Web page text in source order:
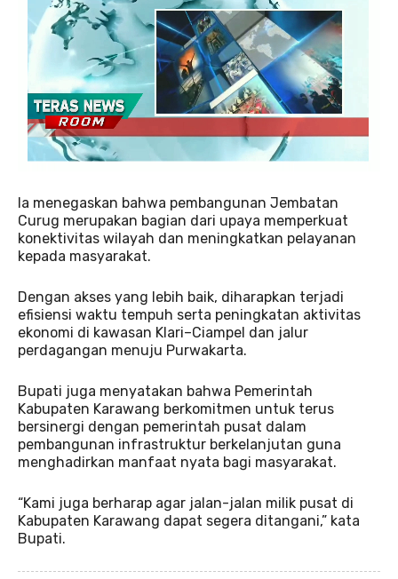
Ia menegaskan bahwa pembangunan Jembatan
Curug merupakan bagian dari upaya memperkuat
konektivitas wilayah dan meningkatkan pelayanan
kepada masyarakat.
Dengan akses yang lebih baik, diharapkan terjadi
efisiensi waktu tempuh serta peningkatan aktivitas
ekonomi di kawasan Klari–Ciampel dan jalur
perdagangan menuju Purwakarta.
Bupati juga menyatakan bahwa Pemerintah
Kabupaten Karawang berkomitmen untuk terus
bersinergi dengan pemerintah pusat dalam
pembangunan infrastruktur berkelanjutan guna
menghadirkan manfaat nyata bagi masyarakat.
“Kami juga berharap agar jalan-jalan milik pusat di
Kabupaten Karawang dapat segera ditangani,” kata
Bupati.